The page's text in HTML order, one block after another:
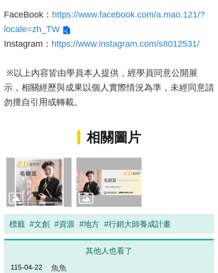
FaceBook： https://www.facebook.com/a.mao.121/?
locale=zh_TW
Instagram： https://www.instagram.com/s8012531/
※以上內容皆由學員本人提供，經學員同意公開展
示，相關經歷與成果以個人實際情況為準，未經同意請
勿擅自引用或轉載。
相關圖片
標籤 #文創 #資源 #地方 #行銷大師養成計畫
其他人也看了
115-04-22 魚魚